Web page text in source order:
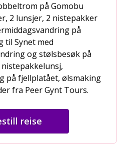
på Gomobu
2 lunsjer, 2 nistepakker
på
til Synet med
og stølsbesøk på
på fjellplatået, ølsmaking
fra Peer Gynt Tours.
reise